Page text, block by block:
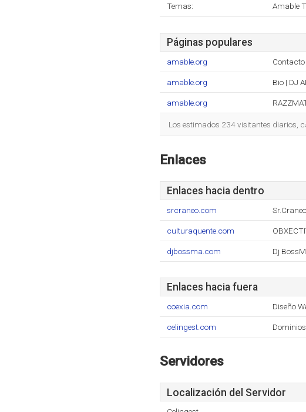
Temas: Amable
Páginas populares
amable.org Contacto
amable.org Bio | DJ
amable.org
Los estimados 234 visitantes diarios,
Enlaces
Enlaces hacia dentro
srcraneo.com
culturaquente.com
djbossma.com Dj
Enlaces hacia fuera
coexia.com Diseño
celingest.com
Servidores
Localización del Servidor